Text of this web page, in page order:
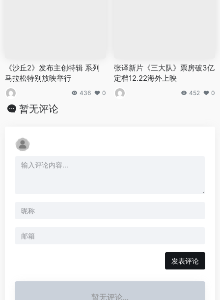
《沙丘2》发布主创特辑 系列
马拉松特别放映举行
436 0
张译新片《三大队》票房破3亿
定档12.22海外上映
452 0
暂无评论
发表评论
暂无评论...